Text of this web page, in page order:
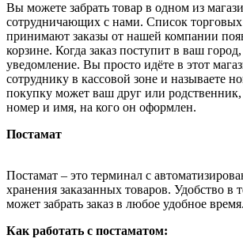
Вы можете забрать товар в одном из
сотрудничающих с нами. Список торговых
принимают заказы от нашей компании
корзине. Когда заказ поступит в ваш
уведомление. Вы просто идёте в этот
сотруднику в кассовой зоне и называете
покупку может ваш друг или родственник,
номер и имя, на кого он оформлен.
Постамат
Постамат – это терминал с
хранения заказанных товаров. Удобство в
может забрать заказ в любое удобное время.
Как работать с постаматом: